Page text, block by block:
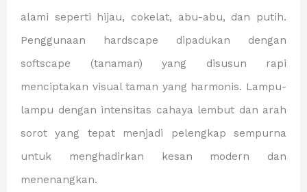
alami seperti hijau, cokelat, abu-abu, dan putih.
Penggunaan hardscape dipadukan dengan
softscape (tanaman) yang disusun rapi
menciptakan visual taman yang harmonis. Lampu-
lampu dengan intensitas cahaya lembut dan arah
sorot yang tepat menjadi pelengkap sempurna
untuk menghadirkan kesan modern dan
menenangkan.